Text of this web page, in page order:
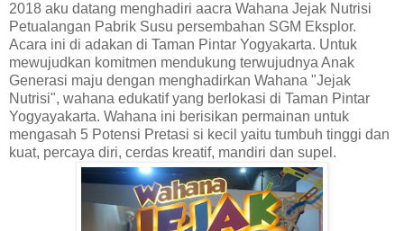
2018 aku datang menghadiri aacra Wahana Jejak Nutrisi
Petualangan Pabrik Susu persembahan SGM Eksplor.
Acara ini di adakan di Taman Pintar Yogyakarta. Untuk
mewujudkan komitmen mendukung terwujudnya Anak
Generasi maju dengan menghadirkan Wahana "Jejak
Nutrisi", wahana edukatif yang berlokasi di Taman Pintar
Yogyayakarta. Wahana ini berisikan permainan untuk
mengasah 5 Potensi Pretasi si kecil yaitu tumbuh tinggi dan
kuat, percaya diri, cerdas kreatif, mandiri dan supel.